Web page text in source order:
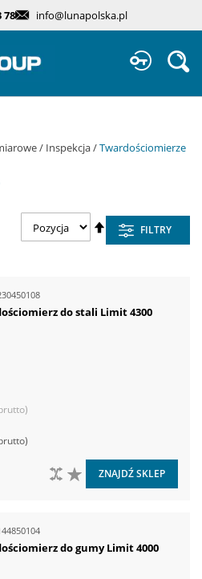
78 info@lunapolska.pl
Inspekcja Twardościomierze
Ustaw
kierunek
malejący
FILTRY
do stali Limit 4300
DO LISTY ŻYCZEŃ
DO PORÓWNANIA
ZNAJDŹ SKLEP
do gumy Limit 4000